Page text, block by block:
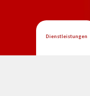
Dienstleistungen